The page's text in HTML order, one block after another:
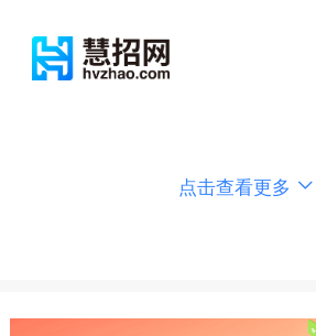
点击查看更多